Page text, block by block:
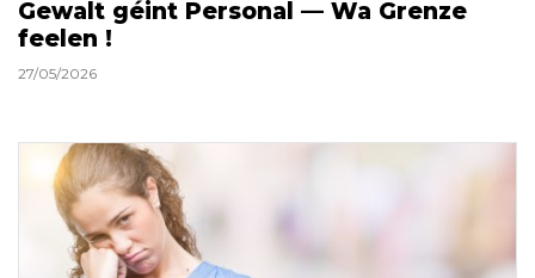
Gewalt géint Personal — Wa Grenze
feelen !
27/05/2026